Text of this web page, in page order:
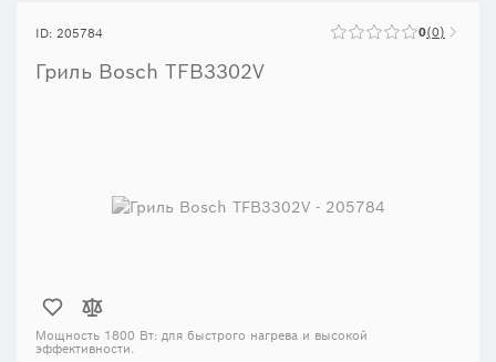
ID: 205784 0 0
Гриль Bosch TFB3302V
Мощность 1800 Вт: для быстрого нагрева и высокой
эффективности.